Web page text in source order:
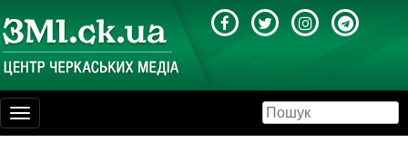
Toggle
navigation